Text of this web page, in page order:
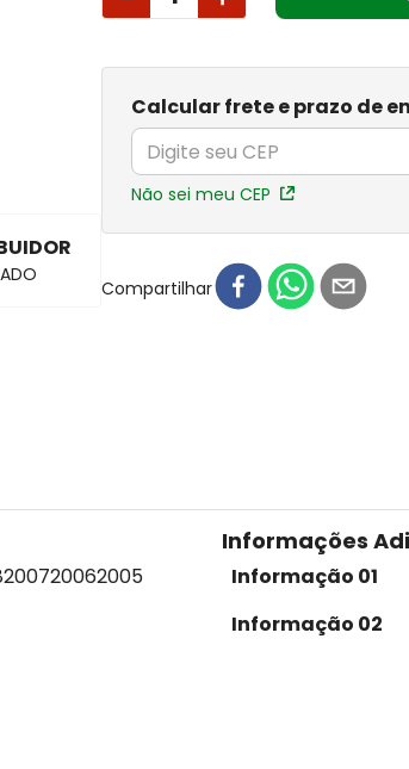
Calcular frete e prazo de
Não sei meu CEP
Compartilhar
200720062005
Informações
Informação 01
Informação 02